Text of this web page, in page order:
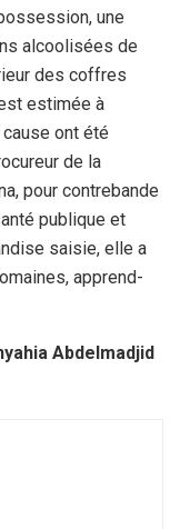
une
alcoolisées de
des coffres
estimée à
ont été
de la
pour contrebande
publique et
saisie, elle a
apprend-
Abdelmadjid